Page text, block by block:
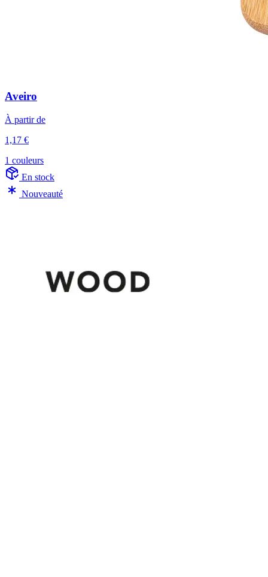
Aveiro
À partir de
1,17 €
1 couleurs
En stock
Nouveauté